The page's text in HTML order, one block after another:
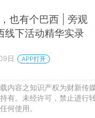
也有个巴西 | 旁观
线下活动精华实录
日 APP打开
内容之知识产权为财新传
有。未经许可，禁止进行
何使用。